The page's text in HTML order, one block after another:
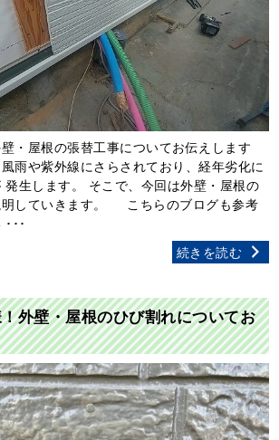
・屋根の張替工事についてお伝えします
雨や紫外線にさらされており、経年劣化に
発生します。 そこで、今回は外壁・屋根の
明していきます。 こちらのブログも参考
･･
続きを読む
外壁・屋根のひび割れについてお